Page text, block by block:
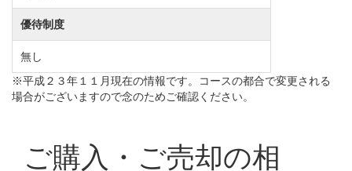
優待制度
無し
※平成２３年１１月現在の情報です。コースの都合で変更される
場合がございますので念のためご確認ください。